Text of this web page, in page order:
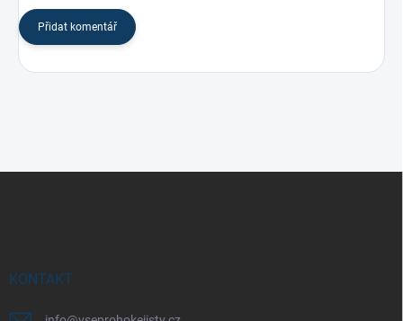
Přidat komentář
KONTAKT